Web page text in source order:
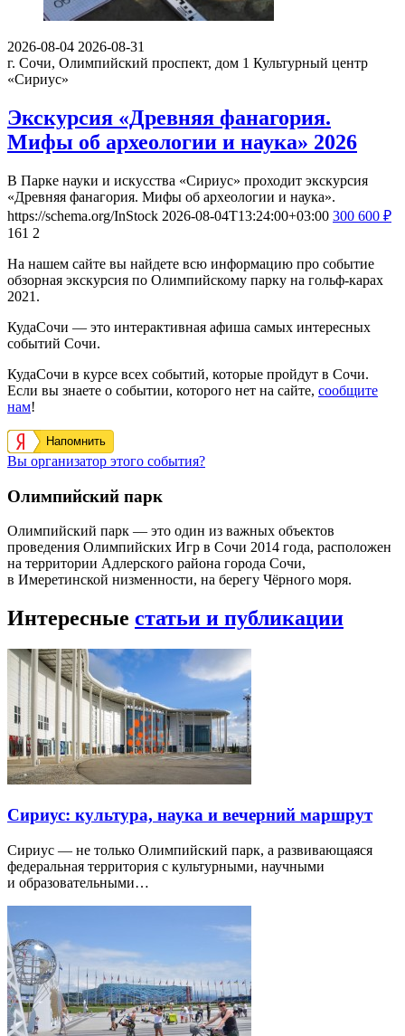
2026-08-04 2026-08-31
г. Сочи, Олимпийский проспект, дом 1 Культурный центр
«Сириус»
Экскурсия «Древняя фанагория.
Мифы об археологии и наука» 2026
В Парке науки и искусства «Сириус» проходит экскурсия
«Древняя фанагория. Мифы об археологии и наука».
https://schema.org/InStock 2026-08-04T13:24:00+03:00 300 600 ₽
161 2
На нашем сайте вы найдете всю информацию про событие
обзорная экскурсия по Олимпийскому парку на гольф-карах
2021.
КудаСочи — это интерактивная афиша самых интересных
событий Сочи.
КудаСочи в курсе всех событий, которые пройдут в Сочи.
Если вы знаете о событии, которого нет на сайте, сообщите
нам!
Напомнить
Вы организатор этого события?
Олимпийский парк
Олимпийский парк — это один из важных объектов
проведения Олимпийских Игр в Сочи 2014 года, расположен
на территории Адлерского района города Сочи,
в Имеретинской низменности, на берегу Чёрного моря.
Интересные статьи и публикации
Сириус: культура, наука и вечерний маршрут
Сириус — не только Олимпийский парк, а развивающаяся
федеральная территория с культурными, научными
и образовательными…